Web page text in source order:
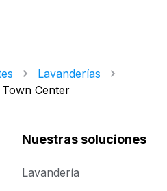
Lavanderías
Center
Nuestras soluciones
Lavandería